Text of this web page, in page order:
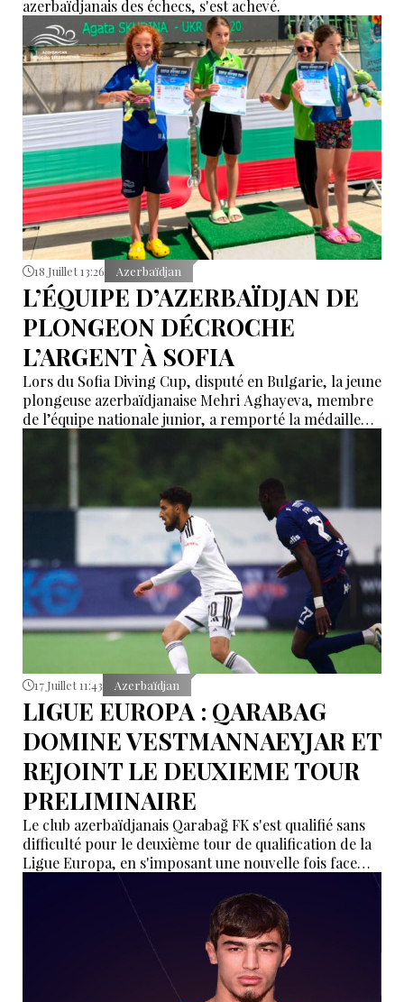
azerbaïdjanais des échecs, s'est achevé.
18 Juillet 13:26 Azerbaïdjan
L’ÉQUIPE D’AZERBAÏDJAN DE
PLONGEON DÉCROCHE
L’ARGENT À SOFIA
Lors du Sofia Diving Cup, disputé en Bulgarie, la jeune
plongeuse azerbaïdjanaise Mehri Aghayeva, membre
de l’équipe nationale junior, a remporté la médaille
d’argent dans l’épreuve du tremplin de 1 mètre,
catégorie filles (groupe E). L’athlète a obtenu 115,20
points, se classant 2e parmi 15 participantes.
17 Juillet 11:43 Azerbaïdjan
LIGUE EUROPA : QARABAG
DOMINE VESTMANNAEYJAR ET
REJOINT LE DEUXIEME TOUR
PRELIMINAIRE
Le club azerbaïdjanais Qarabağ FK s'est qualifié sans
difficulté pour le deuxième tour de qualification de la
Ligue Europa, en s'imposant une nouvelle fois face